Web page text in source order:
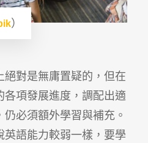
）
絕對是無庸置疑的，但在
各項發展進度，調配出適
必須額外學習與補充。
英語能力較弱一樣，要學